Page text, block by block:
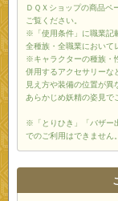
ＤＱＸショップの商品ペ
ご覧ください。
※「使用条件」に職業記
全種族・全職業において
※キャラクターの種族・
併用するアクセサリーな
見え方や装備の位置が異
あらかじめ妖精の姿見で
※「とりひき」「バザー
でのご利用はできません。